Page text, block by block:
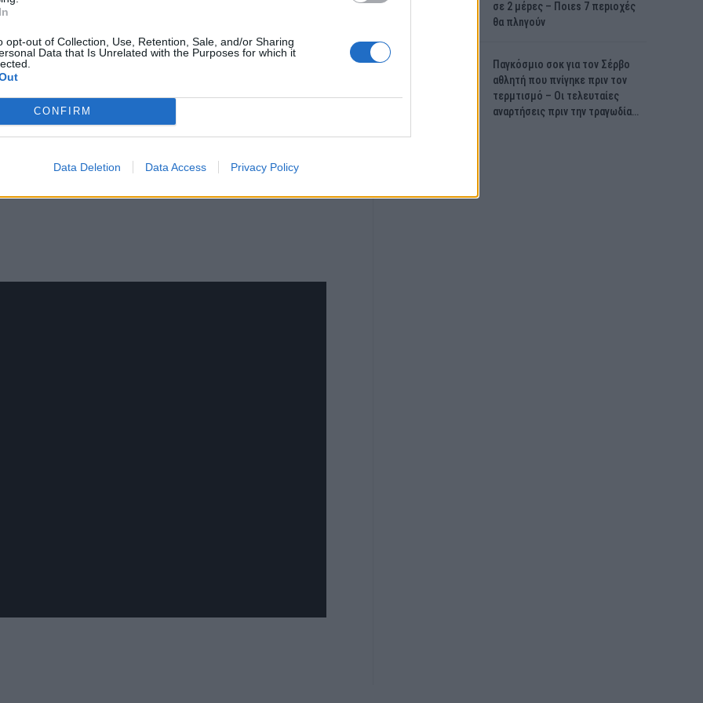
opt-out of Collection, Use, Retention, Sale, and/or Sharing
Data that Is Unrelated with the Purposes for which it
CONFIRM
Data Deletion Data Access Privacy Policy
που φορούν όλες οι κυρίες,
συνέχεια γιατί κάποτε το άσπρο
σε 2 μέpες – Ποιεs 7 πεpιοχές
θα πλnγούν
Παγκόσμιο σοκ για τον Σέρβο
αθλητή που πνίγηκε πριν τον
τερμτισμό – Οι τελευταίες
αναρτήσεις πριν την τραγωδία…